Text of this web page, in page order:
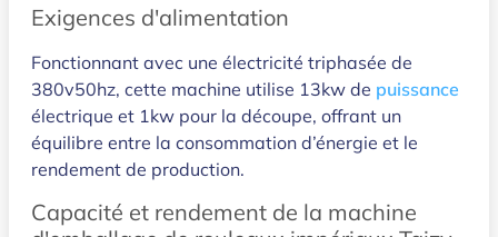
Exigences d'alimentation
Fonctionnant avec une électricité triphasée de
380v50hz, cette machine utilise 13kw de puissance
électrique et 1kw pour la découpe, offrant un
équilibre entre la consommation d’énergie et le
rendement de production.
Capacité et rendement de la machine